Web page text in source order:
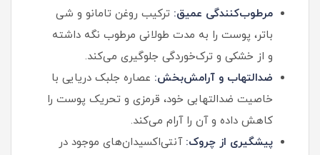
مرطوب‌کنندگی عمیق: ترکیب روغن تامانو و شی
باتر، پوست را به مدت طولانی مرطوب نگه داشته
و از خشکی و ترک‌خوردگی جلوگیری می‌کند.
ضدالتهاب و آرامش‌بخش: عصاره جلبک دریایی با
خاصیت ضدالتهابی خود، قرمزی و تحریک پوست را
کاهش داده و آن را آرام می‌کند.
پیشگیری از چروک: آنتی‌اکسیدان‌های موجود در